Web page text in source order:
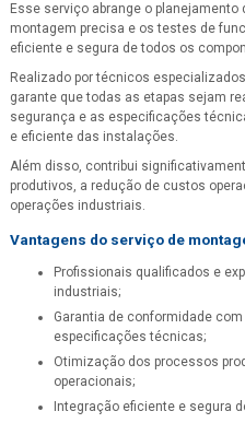
Esse serviço abrange o
montagem precisa e os testes de
eficiente e segura de todos os
Realizado por técnicos
garante que todas as etapas sejam
segurança e as especificações
e eficiente das instalações.
Além disso, contribui
produtivos, a redução de custos
operações industriais.
Vantagens do serviço de
Profissionais qualificados e experientes na execução de projetos
industriais;
Garantia de conformidade com as normas de segurança e
especificações técnicas;
Otimização dos processos produtivos e redução de custos
operacionais;
Integração eficiente e segura